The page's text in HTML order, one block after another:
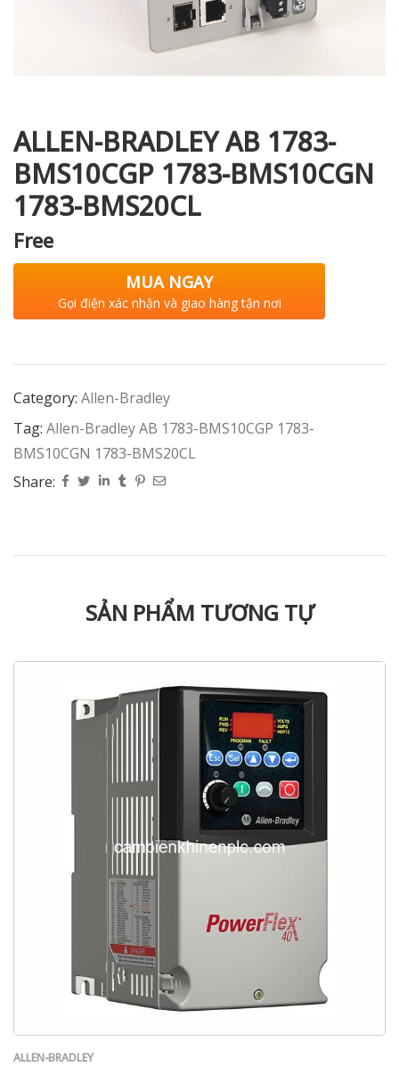
ALLEN-BRADLEY AB 1783-
BMS10CGP 1783-BMS10CGN
1783-BMS20CL
Free
MUA NGAY
Gọi điện xác nhận và giao hàng tận nơi
Category: Allen-Bradley
Tag: Allen-Bradley AB 1783-BMS10CGP 1783-
BMS10CGN 1783-BMS20CL
Share:
SẢN PHẨM TƯƠNG TỰ
ALLEN-BRADLEY